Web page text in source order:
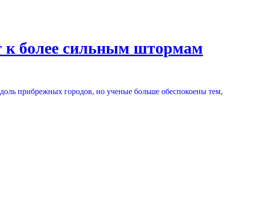
к более сильным штормам
прибрежных городов, но ученые больше обеспокоены тем,